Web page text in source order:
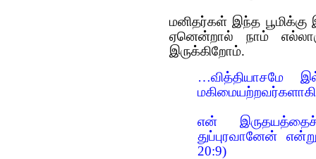
மனிதர்கள் இந்த
ஏனென்றால் நாம்
இருக்கிறோம்.
…வித்தியாசமே
என்
துப்புரவானேன்
20:9)